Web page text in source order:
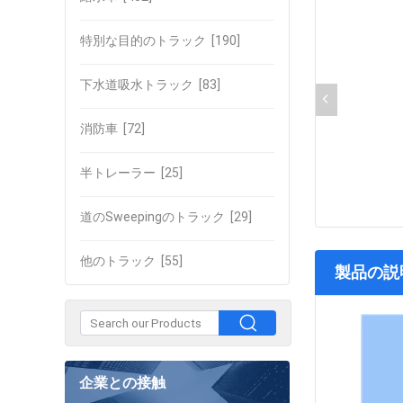
特別な目的のトラック [190]
下水道吸水トラック [83]
消防車 [72]
半トレーラー [25]
道のSweepingのトラック [29]
他のトラック [55]
企業との接触
製品の